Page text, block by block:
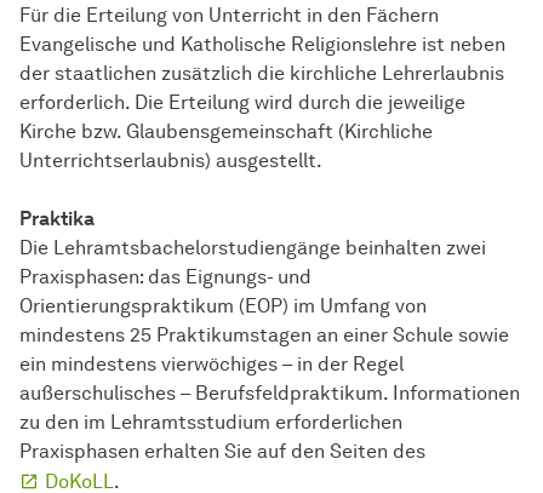
Für die Erteilung von Unterricht in den Fächern
Evangelische und Katholische Religionslehre ist neben
der staatlichen zusätzlich die kirchliche Lehrerlaubnis
erforderlich. Die Erteilung wird durch die jeweilige
Kirche bzw. Glaubensgemeinschaft (Kirchliche
Unterrichtserlaubnis) ausgestellt.
Praktika
Die Lehramtsbachelorstudiengänge beinhalten zwei
Praxisphasen: das Eignungs- und
Orientierungspraktikum (EOP) im Umfang von
mindestens 25 Praktikumstagen an einer Schule sowie
ein mindestens vierwöchiges – in der Regel
außerschulisches – Berufsfeldpraktikum. Informationen
zu den im Lehramtsstudium erforderlichen
Praxisphasen erhalten Sie auf den Seiten des
DoKoLL.